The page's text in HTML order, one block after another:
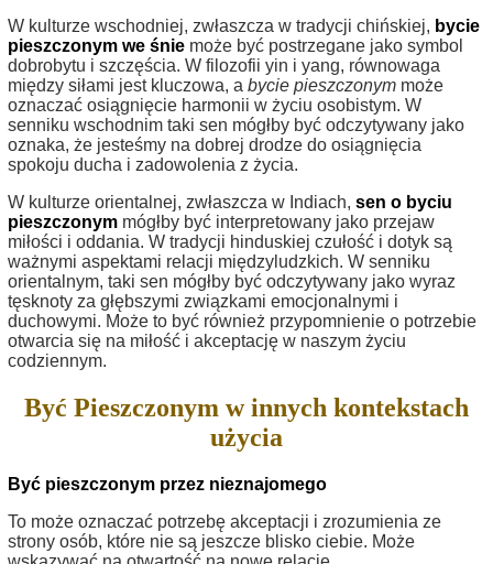
W kulturze wschodniej, zwłaszcza w tradycji chińskiej, bycie
pieszczonym we śnie może być postrzegane jako symbol
dobrobytu i szczęścia. W filozofii yin i yang, równowaga
między siłami jest kluczowa, a bycie pieszczonym może
oznaczać osiągnięcie harmonii w życiu osobistym. W
senniku wschodnim taki sen mógłby być odczytywany jako
oznaka, że jesteśmy na dobrej drodze do osiągnięcia
spokoju ducha i zadowolenia z życia.
W kulturze orientalnej, zwłaszcza w Indiach, sen o byciu
pieszczonym mógłby być interpretowany jako przejaw
miłości i oddania. W tradycji hinduskiej czułość i dotyk są
ważnymi aspektami relacji międzyludzkich. W senniku
orientalnym, taki sen mógłby być odczytywany jako wyraz
tęsknoty za głębszymi związkami emocjonalnymi i
duchowymi. Może to być również przypomnienie o potrzebie
otwarcia się na miłość i akceptację w naszym życiu
codziennym.
Być Pieszczonym w innych kontekstach
użycia
Być pieszczonym przez nieznajomego
To może oznaczać potrzebę akceptacji i zrozumienia ze
strony osób, które nie są jeszcze blisko ciebie. Może